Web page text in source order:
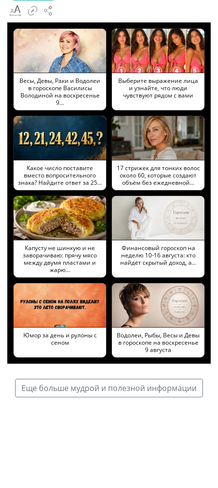
Весы, Девы, Раки и Водолеи
в гороскопе Василисы
Володиной на воскресенье
9…
Выберите выражение лица
и узнайте, что люди
чувствуют рядом с вами
Какое число поставите
вместо вопросительного
знака? Найдите ответ за 25…
17 стрижек для тонких волос
около 60, которые создают
объём без ежедневной…
Капусту не шинкую и не
заворачиваю: прячу мясо
между двумя пластами и
жарю…
Финансовый гороскоп на
неделю 10-16 августа: кто
найдёт скрытый доход, а…
Юмор за день и рулоны с
сеном
Водолеи, Рыбы, Весы и Девы
в гороскопе на воскресенье
9 августа
Еще больше мудрой и полезной информации